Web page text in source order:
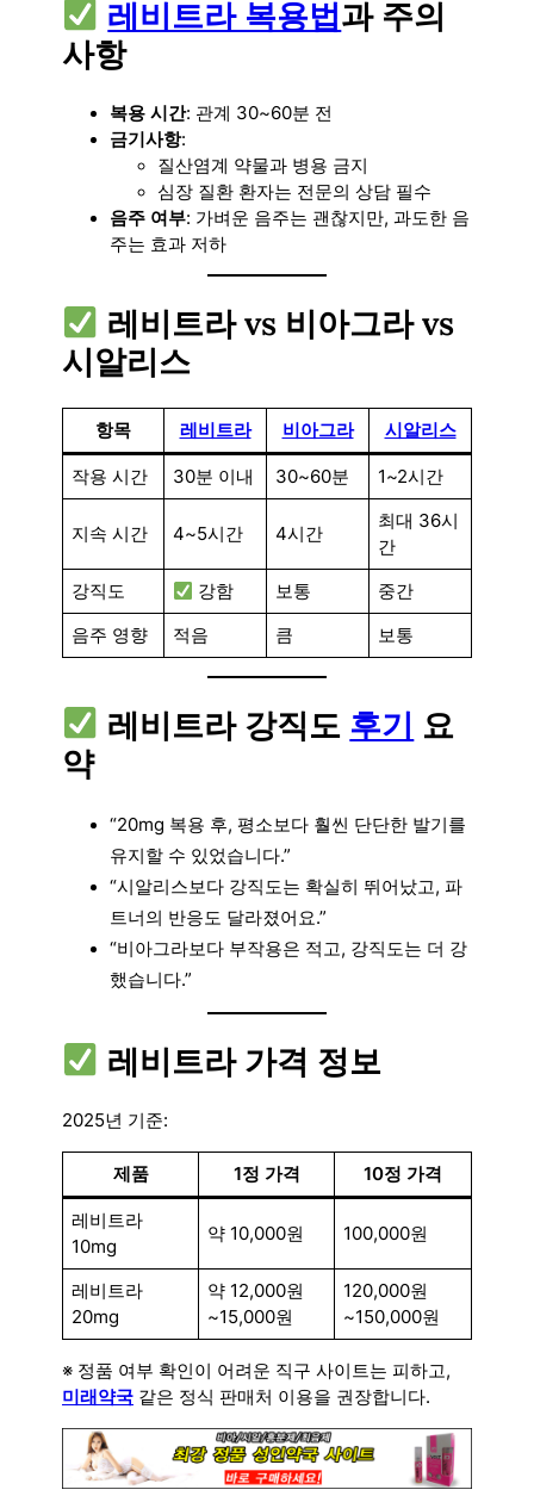
레비트라 복용법과 주의
사항
복용 시간: 관계 30~60분 전
금기사항:
질산염계 약물과 병용 금지
심장 질환 환자는 전문의 상담 필수
음주 여부: 가벼운 음주는 괜찮지만, 과도한 음
주는 효과 저하
레비트라 vs 비아그라 vs
시알리스
항목 레비트라 비아그라 시알리스
작용 시간 30분 이내 30~60분 1~2시간
지속 시간 4~5시간 4시간
최대 36시
간
강직도 강함 보통 중간
음주 영향 적음 큼 보통
레비트라 강직도 후기 요
약
“20mg 복용 후, 평소보다 훨씬 단단한 발기를
유지할 수 있었습니다.”
“시알리스보다 강직도는 확실히 뛰어났고, 파
트너의 반응도 달라졌어요.”
“비아그라보다 부작용은 적고, 강직도는 더 강
했습니다.”
레비트라 가격 정보
2025년 기준:
제품 1정 가격 10정 가격
레비트라
10mg
약 10,000원 100,000원
레비트라
20mg
약 12,000원
~15,000원
120,000원
~150,000원
※ 정품 여부 확인이 어려운 직구 사이트는 피하고,
미래약국 같은 정식 판매처 이용을 권장합니다.